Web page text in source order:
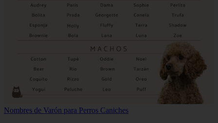
Nombres de Varón para Perros Caniches